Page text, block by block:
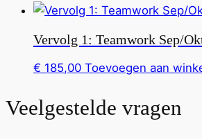
Vervolg 1: Teamwork Sep/
€ 185,00 Toevoegen aan
Veelgestelde vragen